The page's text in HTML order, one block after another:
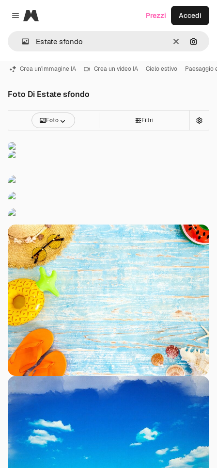
Close menu
Magnific
CancellaCerca
Prezzi Accedi
Crea un'immagine IA Crea un video IA Cielo estivo Paesaggio
Foto Di Estate sfondo
Foto Filtri